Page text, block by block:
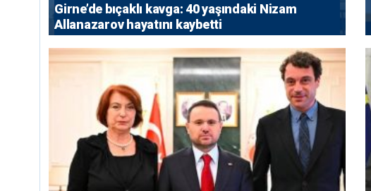
Girne’de bıçaklı kavga: 40 yaşındaki Nizam
Allanazarov hayatını kaybetti